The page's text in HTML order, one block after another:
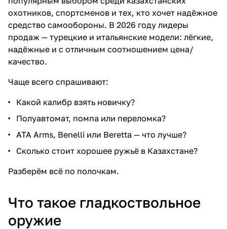
охотников, спортсменов и тех, кто хочет надёжное
средство самообороны. В 2026 году лидеры
продаж — турецкие и итальянские модели: лёгкие,
надёжные и с отличным соотношением цена/
качество.
Чаще всего спрашивают:
Какой калибр взять новичку?
Полуавтомат, помпа или переломка?
ATA Arms, Benelli или Beretta — что лучше?
Сколько стоит хорошее ружьё в Казахстане?
Разберём всё по полочкам.
Что такое гладкоствольное
оружие